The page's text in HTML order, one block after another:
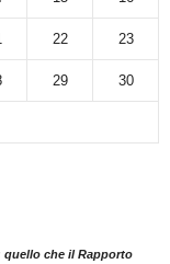
22 23
29 30
quello che il Rapporto